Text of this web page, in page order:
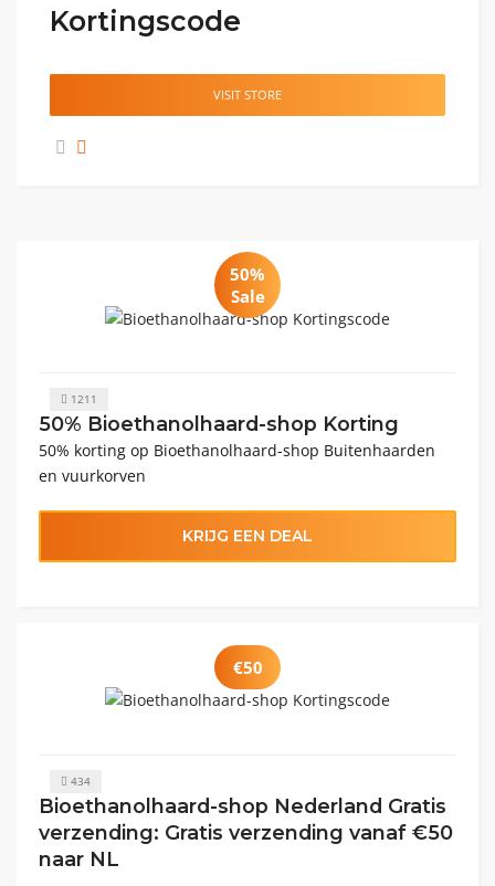
Kortingscode
VISIT STORE
50%
Sale
1211
50% Bioethanolhaard-shop Korting
50% korting op Bioethanolhaard-shop Buitenhaarden
en vuurkorven
KRIJG EEN DEAL
€50
434
Bioethanolhaard-shop Nederland Gratis
verzending: Gratis verzending vanaf €50
naar NL